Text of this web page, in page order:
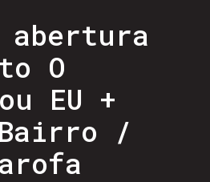
abertura
O
EU +
Bairro /